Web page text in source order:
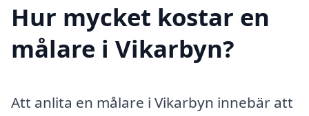
Hur mycket kostar en
målare i Vikarbyn?
Att anlita en målare i Vikarbyn innebär att